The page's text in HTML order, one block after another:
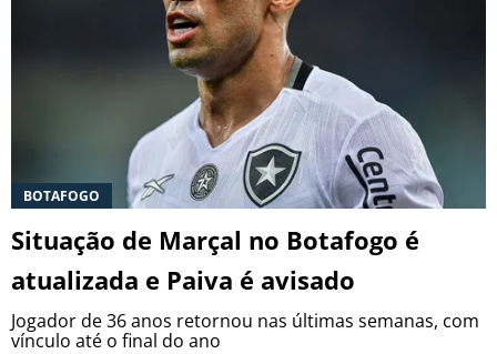
BOTAFOGO
Situação de Marçal no Botafogo é
atualizada e Paiva é avisado
Jogador de 36 anos retornou nas últimas semanas, com
vínculo até o final do ano